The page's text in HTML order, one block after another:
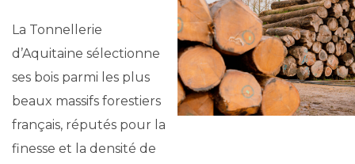
La Tonnellerie
d’Aquitaine sélectionne
ses bois parmi les plus
beaux massifs forestiers
français, réputés pour la
finesse et la densité de